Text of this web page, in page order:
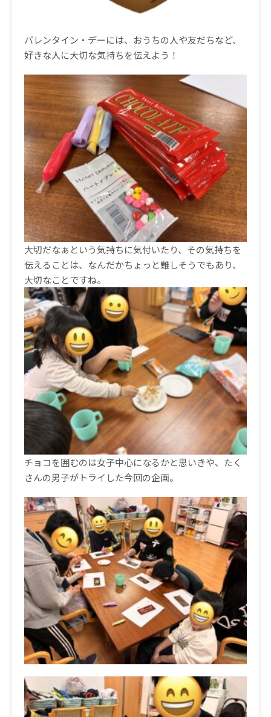
バレンタイン・デーには、おうちの人や友だちなど、
好きな人に大切な気持ちを伝えよう！
大切だなぁという気持ちに気付いたり、その気持ちを
伝えることは、なんだかちょっと難しそうでもあり、
大切なことですね。
チョコを囲むのは女子中心になるかと思いきや、たく
さんの男子がトライした今回の企画。